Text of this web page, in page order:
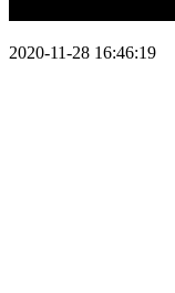
2020-11-28 16:46:19